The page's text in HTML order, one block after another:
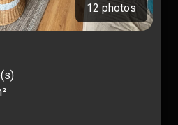
12 photos